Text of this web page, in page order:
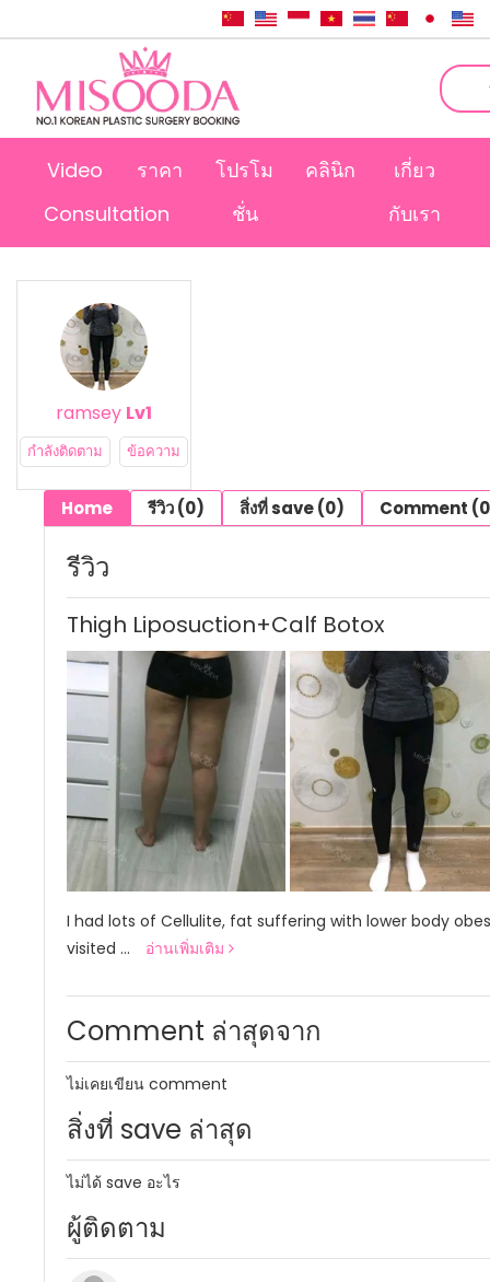
Video
Consultation
ราคา
โปรโม
ชั่น
คลินิก
เกี่ยว
กับเรา
ramsey Lv1
กำลังติดตาม ข้อความ
Home รีวิว (0) สิ่งที่ save (0) Comment
รีวิว
Thigh Liposuction+Calf Botox
I had lots of Cellulite, fat suffering with lower body
visited ...
อ่านเพิ่มเติม
Comment ล่าสุดจาก
ไม่เคยเขียน comment
สิ่งที่ save ล่าสุด
ไม่ได้ save อะไร
ผู้ติดตาม